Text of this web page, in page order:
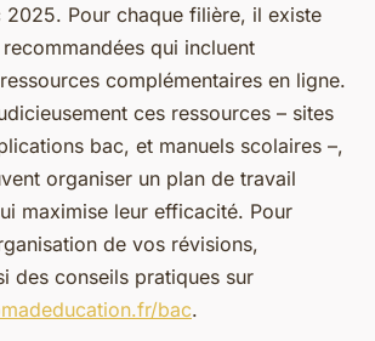
Pour chaque filière, il existe
qui incluent
complémentaires en ligne.
ces ressources – sites
bac, et manuels scolaires –,
organiser un plan de travail
maximise leur efficacité. Pour
de vos révisions,
des conseils pratiques sur
bac.